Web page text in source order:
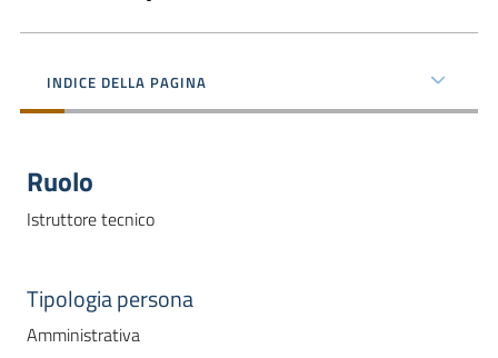
INDICE DELLA PAGINA
Ruolo
Istruttore tecnico
Tipologia persona
Amministrativa